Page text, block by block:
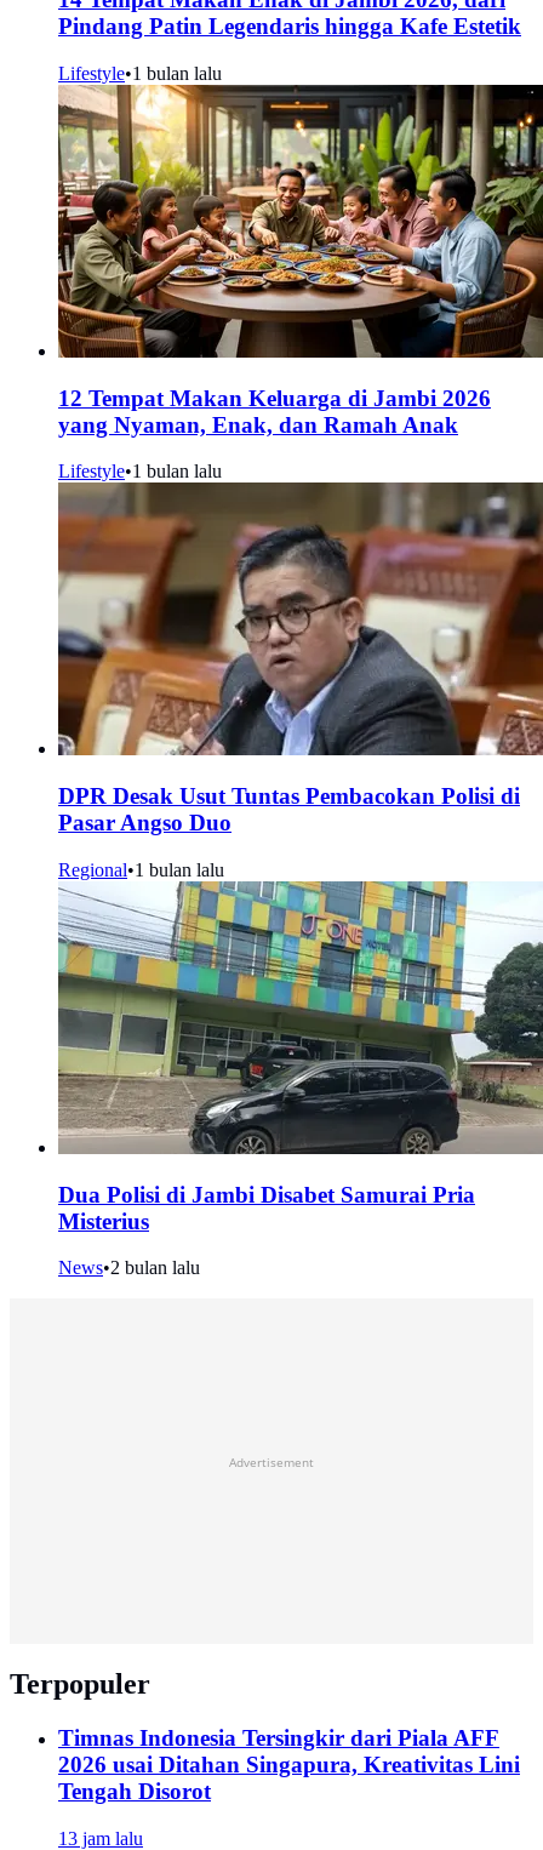
Pindang Patin Legendaris hingga Kafe Estetik
Lifestyle•1 bulan lalu
12 Tempat Makan Keluarga di Jambi 2026
yang Nyaman, Enak, dan Ramah Anak
Lifestyle•1 bulan lalu
DPR Desak Usut Tuntas Pembacokan Polisi di
Pasar Angso Duo
Regional•1 bulan lalu
Dua Polisi di Jambi Disabet Samurai Pria
Misterius
News•2 bulan lalu
Advertisement
Terpopuler
Timnas Indonesia Tersingkir dari Piala AFF
2026 usai Ditahan Singapura, Kreativitas Lini
Tengah Disorot
13 jam lalu